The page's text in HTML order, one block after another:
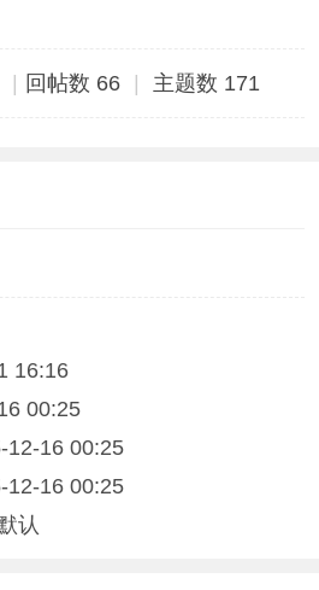
| 回帖数 66 | 主题数 171
16:16
00:25
12-16 00:25
12-16 00:25
认